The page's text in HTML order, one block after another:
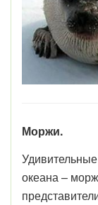
Моржи.
океана –